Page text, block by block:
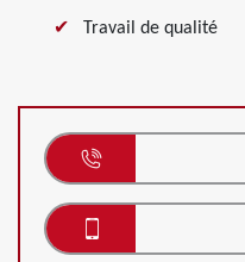
Travail de qualité